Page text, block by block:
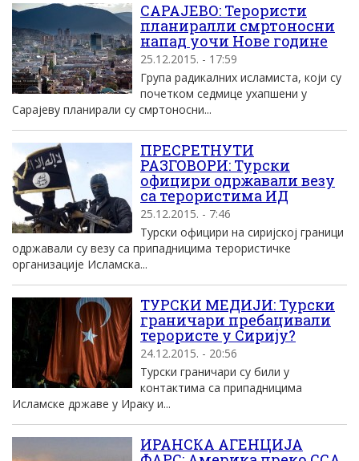
САРАЈЕВО: Терористи
планиралли смртоносни
напад уочи Нове године
25.12.2015. - 17:59
Група радикалних исламиста, коjи су
почетком седмице ухапшени у
Сараjеву планирали су смртоносни...
ПРЕСРЕТНУТИ
РАЗГОВОРИ: Турски
официри одржавали везу
са терористима ИД
25.12.2015. - 7:46
Турски официри на сиријској граници
одржавали су везу са припадницима терористичке
организације Исламска...
ТУРСКИ МЕДИЈИ: Турски
граничари пребацивали
терористе у Сирију?
24.12.2015. - 20:56
Турски граничари су били у
контактима са припадницима
Исламске државе у Ираку и...
ИРАНСКА АГЕНЦИЈА